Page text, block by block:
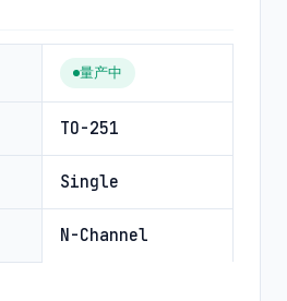
量产中
TO-251
Single
N-Channel